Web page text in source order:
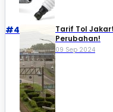
#4
Tarif Tol
Perubahan!
09 Sep 2024